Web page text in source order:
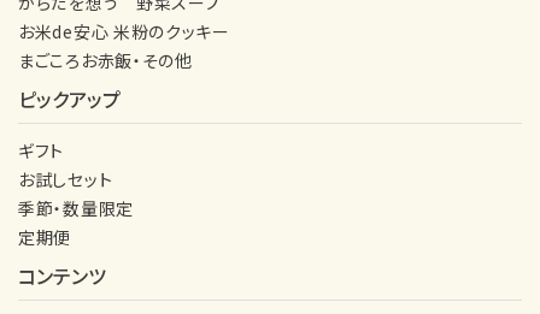
お米de安心 米粉のクッキー
まごころお赤飯・その他
ピックアップ
ギフト
お試しセット
季節・数量限定
定期便
コンテンツ